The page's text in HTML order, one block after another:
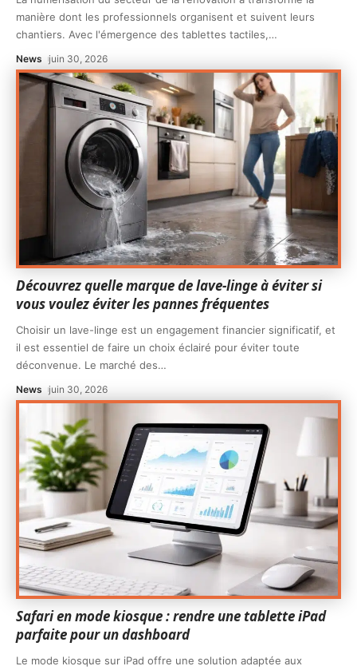
manière dont les professionnels organisent et suivent leurs
chantiers. Avec l'émergence des tablettes tactiles,…
News juin 30, 2026
Découvrez quelle marque de lave-linge à éviter si
vous voulez éviter les pannes fréquentes
Choisir un lave-linge est un engagement financier significatif, et
il est essentiel de faire un choix éclairé pour éviter toute
déconvenue. Le marché des…
News juin 30, 2026
Safari en mode kiosque : rendre une tablette iPad
parfaite pour un dashboard
Le mode kiosque sur iPad offre une solution adaptée aux